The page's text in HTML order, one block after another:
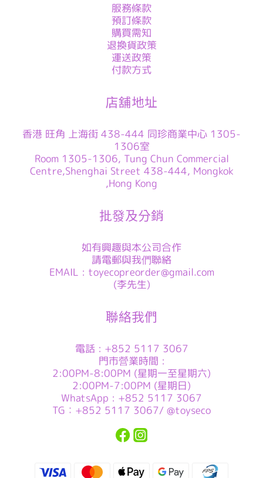
服務條款
預訂條款
購買需知
退換貨政策
運送政策
付款方式
店舖地址
香港 旺角 上海街 438-444 同珍商業中心 1305-
1306室
Room 1305-1306, Tung Chun Commercial
Centre,Shenghai Street 438-444, Mongkok
,Hong Kong
批發及分銷
如有興趣與本公司合作
請電郵與我們聯絡
EMAIL : toyecopreorder@gmail.com
(李先生)
聯絡我們
電話 : +852 5117 3067
門市營業時間 :
2:00PM-8:00PM (星期一至星期六)
2:00PM-7:00PM (星期日)
WhatsApp : +852 5117 3067
TG：+852 5117 3067/ @toyseco